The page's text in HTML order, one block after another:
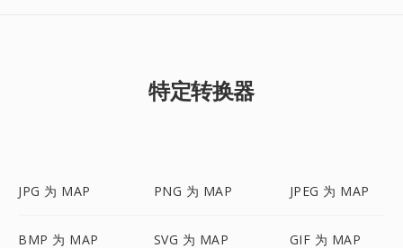
特定转换器
JPG 为 MAP PNG 为 MAP JPEG 为 MAP
BMP 为 MAP SVG 为 MAP GIF 为 MAP